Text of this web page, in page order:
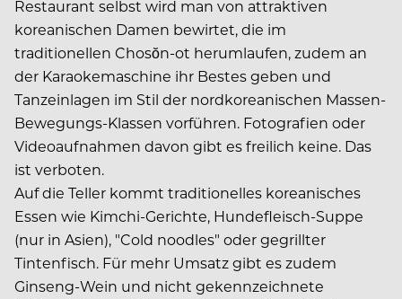
Restaurant selbst wird man von attraktiven
koreanischen Damen bewirtet, die im
traditionellen Chosŏn-ot herumlaufen, zudem an
der Karaokemaschine ihr Bestes geben und
Tanzeinlagen im Stil der nordkoreanischen Massen-
Bewegungs-Klassen vorführen. Fotografien oder
Videoaufnahmen davon gibt es freilich keine. Das
ist verboten.
Auf die Teller kommt traditionelles koreanisches
Essen wie Kimchi-Gerichte, Hundefleisch-Suppe
(nur in Asien), "Cold noodles" oder gegrillter
Tintenfisch. Für mehr Umsatz gibt es zudem
Ginseng-Wein und nicht gekennzeichnete